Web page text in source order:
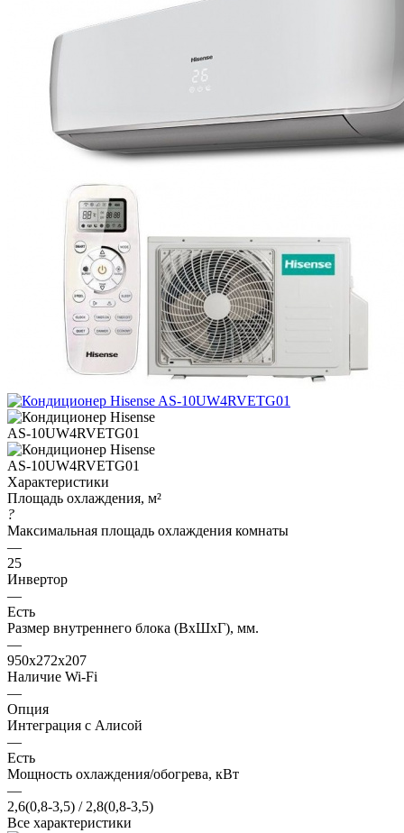
Характеристики
Площадь охлаждения, м²
?
Максимальная площадь охлаждения комнаты
—
25
Инвертор
—
Есть
Размер внутреннего блока (ВхШхГ), мм.
—
950x272x207
Наличие Wi-Fi
—
Опция
Интеграция с Алисой
—
Есть
Мощность охлаждения/обогрева, кВт
—
2,6(0,8-3,5) / 2,8(0,8-3,5)
Все характеристики